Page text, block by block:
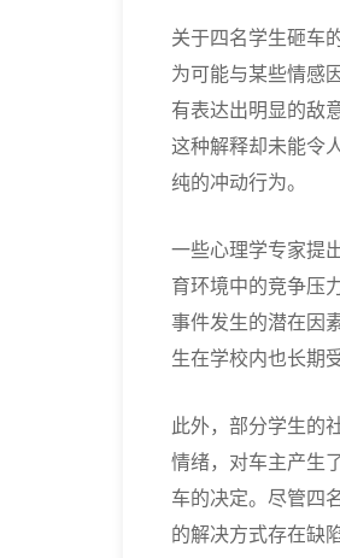
关于四名学生砸车
为可能与某些情感
有表达出明显的敌
这种解释却未能令
纯的冲动行为。
一些心理学专家提
育环境中的竞争压
事件发生的潜在因
生在学校内也长期
此外，部分学生的
情绪，对车主产生
车的决定。尽管四
的解决方式存在缺陷